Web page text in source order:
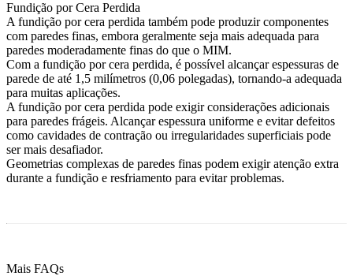
Fundição por Cera Perdida
A fundição por cera perdida também pode produzir componentes
com paredes finas, embora geralmente seja mais adequada para
paredes moderadamente finas do que o MIM.
Com a fundição por cera perdida, é possível alcançar espessuras de
parede de até 1,5 milímetros (0,06 polegadas), tornando-a adequada
para muitas aplicações.
A fundição por cera perdida pode exigir considerações adicionais
para paredes frágeis. Alcançar espessura uniforme e evitar defeitos
como cavidades de contração ou irregularidades superficiais pode
ser mais desafiador.
Geometrias complexas de paredes finas podem exigir atenção extra
durante a fundição e resfriamento para evitar problemas.
Mais FAQs